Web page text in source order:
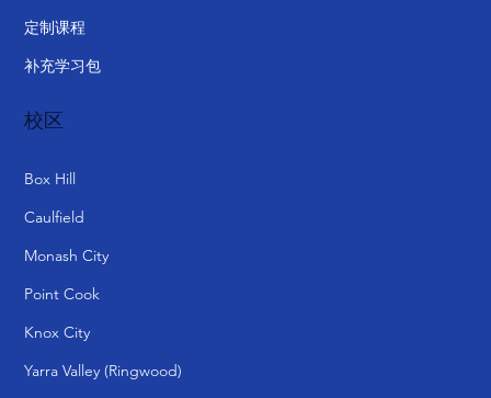
定制课程
补充学习包
校区
Box Hill
Caulfield
Monash City
Point Cook
Knox City
Yarra Valley (Ringwood)